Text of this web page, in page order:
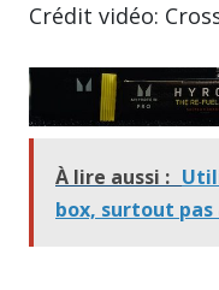
Crédit vidéo:
À lire aussi :
box, surtout pas